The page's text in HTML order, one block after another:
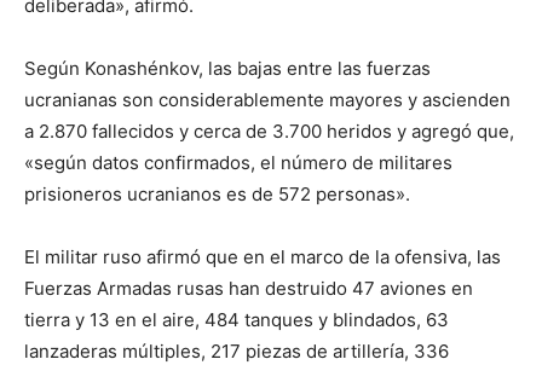
deliberada», afirmó.
Según Konashénkov, las bajas entre las fuerzas
ucranianas son considerablemente mayores y ascienden
a 2.870 fallecidos y cerca de 3.700 heridos y agregó que,
«según datos confirmados, el número de militares
prisioneros ucranianos es de 572 personas».
El militar ruso afirmó que en el marco de la ofensiva, las
Fuerzas Armadas rusas han destruido 47 aviones en
tierra y 13 en el aire, 484 tanques y blindados, 63
lanzaderas múltiples, 217 piezas de artillería, 336